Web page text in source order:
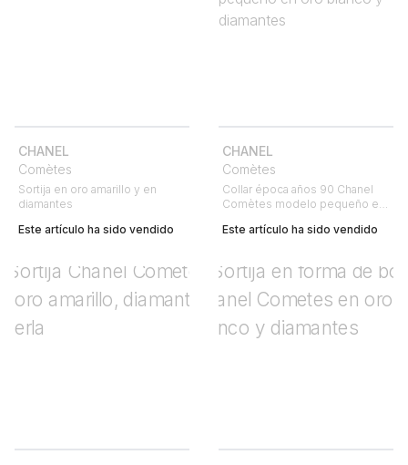
CHANEL
Comètes
Sortija en oro amarillo y en
diamantes
Este artículo ha sido vendido
CHANEL
Comètes
Collar época años 90 Chanel
Comètes modelo pequeño en
Este artículo ha sido vendido